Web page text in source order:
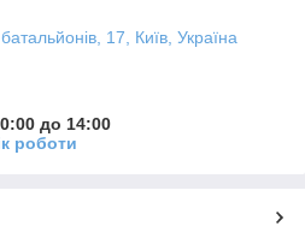
17, Київ, Україна
до 14:00
роботи